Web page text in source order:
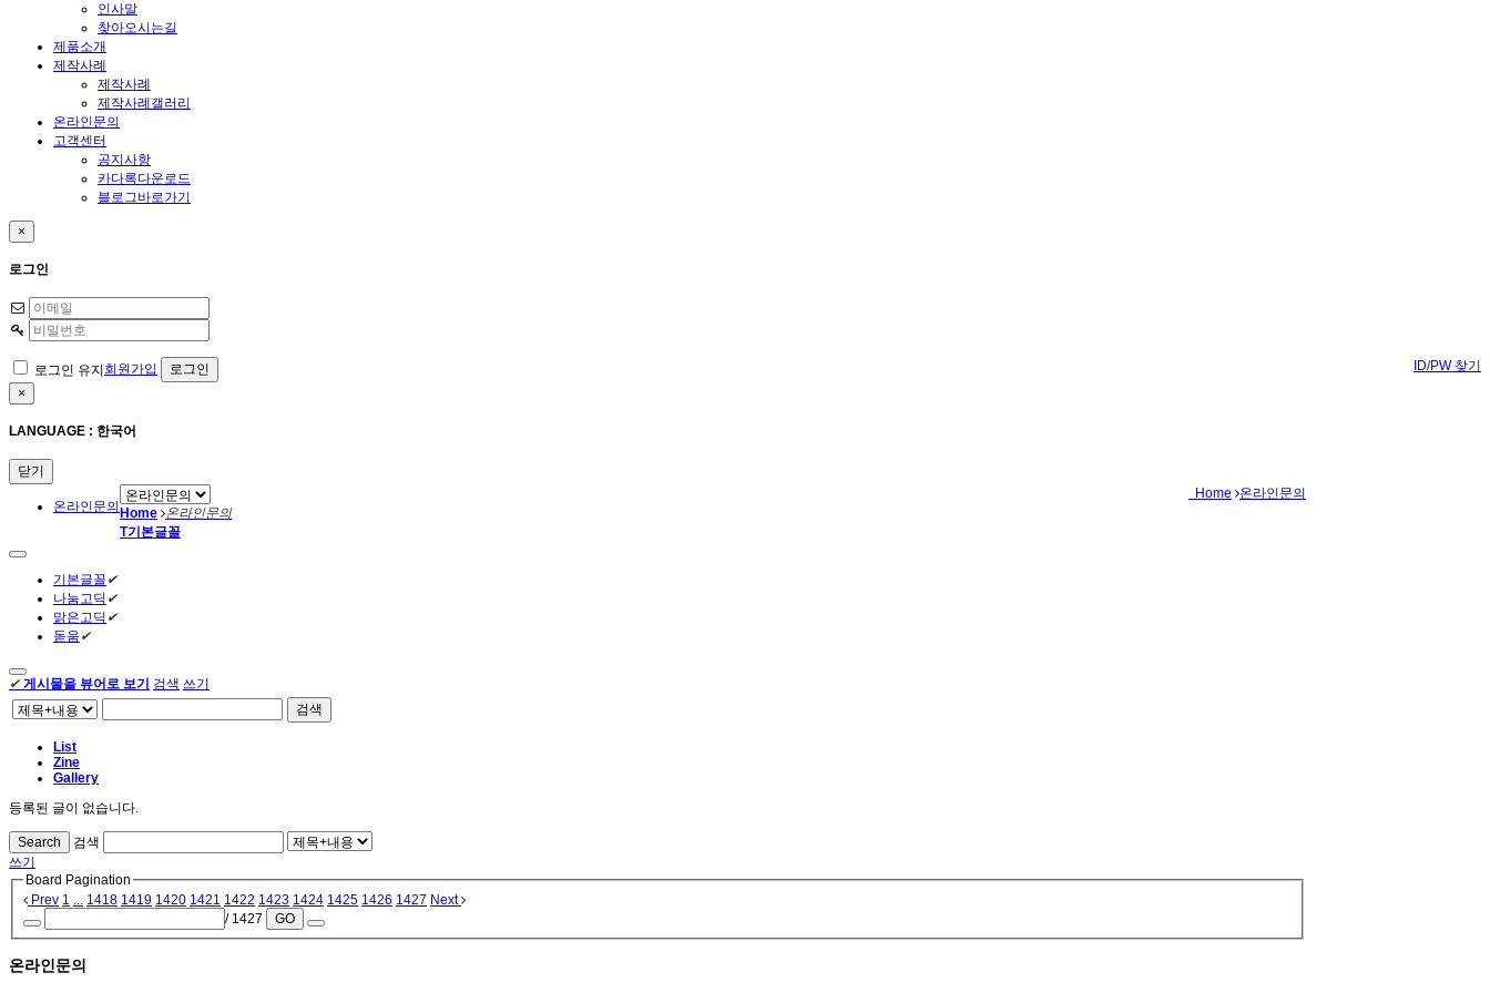
인사말
찾아오시는길
제품소개
제작사례
제작사례
제작사례갤러리
온라인문의
고객센터
공지사항
카다록다운로드
블로그바로가기
×
로그인
로그인 유지 ID/PW 찾기
회원가입
×
LANGUAGE : 한국어
닫기
온라인문의
Home
온라인문의
Home 온라인문의
T기본글꼴
기본글꼴 ✔
나눔고딕 ✔
맑은고딕 ✔
돋움 ✔
✔ 게시물을 뷰어로 보기 검색 쓰기
검색
List
Zine
Gallery
등록된 글이 없습니다.
Search
검색
쓰기
Board Pagination
Prev 1 1418 1419 1420 1421 1422 1423 1424 1425 1426 1427 Next
/ 1427
GO
온라인문의